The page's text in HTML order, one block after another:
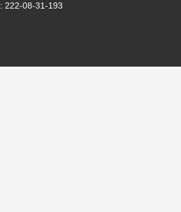
222-08-31-193